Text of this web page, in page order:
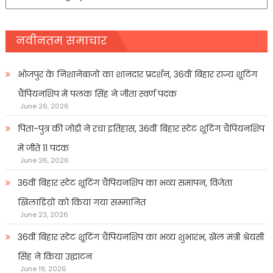
नवीनतम समाचार
भोजपुर के निशानेबाजों का शानदार प्रदर्शन, 36वीं बिहार राज्य शूटिंग
चैंपियनशिप में पलक सिंह ने जीता स्वर्ण पदक
June 26, 2026
पिता-पुत्र की जोड़ी ने रचा इतिहास, 36वीं बिहार स्टेट शूटिंग चैंपियनशिप
में जीते 11 पदक
June 26, 2026
36वीं बिहार स्टेट शूटिंग चैंपियनशिप का भव्य समापन, विजेता
खिलाडिय़ों को किया गया सम्मानित
June 23, 2026
36वीं बिहार स्टेट शूटिंग चैंपियनशिप का भव्य शुभारंभ, खेल मंत्री श्रेयसी
सिंह ने किया उद्घाटन
June 19, 2026